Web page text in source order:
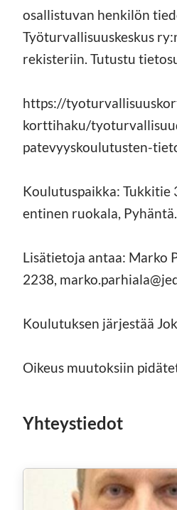
osallistuvan henkilön
Työturvallisuuskeskus
rekisteriin. Tutustu
https://
korttihaku/
patevyyskoulutusten-
Koulutuspaikka: Tukkitie
entinen ruokala, Pyhäntä.
Lisätietoja antaa: Marko
2238,
Koulutuksen järjestää
Oikeus muutoksiin
Yhteystiedot